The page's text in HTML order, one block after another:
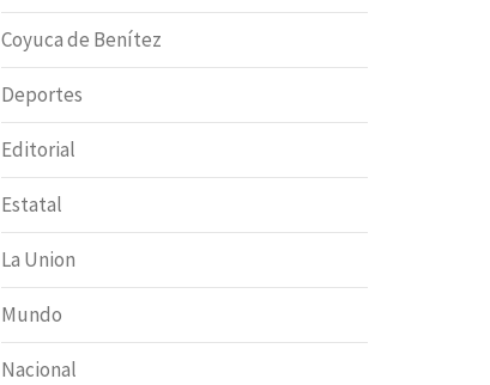
Coyuca de Benítez
Deportes
Editorial
Estatal
La Union
Mundo
Nacional